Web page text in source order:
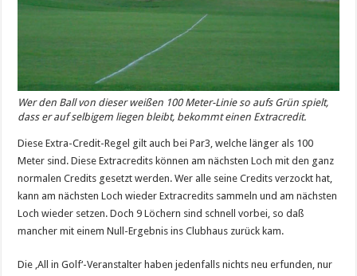
Wer den Ball von dieser weißen 100 Meter-Linie so aufs Grün spielt,
dass er auf selbigem liegen bleibt, bekommt einen Extracredit.
Diese Extra-Credit-Regel gilt auch bei Par3, welche länger als 100
Meter sind. Diese Extracredits können am nächsten Loch mit den ganz
normalen Credits gesetzt werden. Wer alle seine Credits verzockt hat,
kann am nächsten Loch wieder Extracredits sammeln und am nächsten
Loch wieder setzen. Doch 9 Löchern sind schnell vorbei, so daß
mancher mit einem Null-Ergebnis ins Clubhaus zurück kam.
Die ‚All in Golf‘-Veranstalter haben jedenfalls nichts neu erfunden, nur